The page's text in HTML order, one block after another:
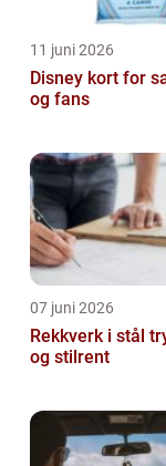
11 juni 2026
Disney kort for
og fans
07 juni 2026
Rekkverk i stål trygt, varig
og stilrent